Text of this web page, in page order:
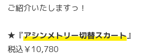
ご紹介いたしますっ！
★『アシンメトリー切替スカート』
税込￥10,780